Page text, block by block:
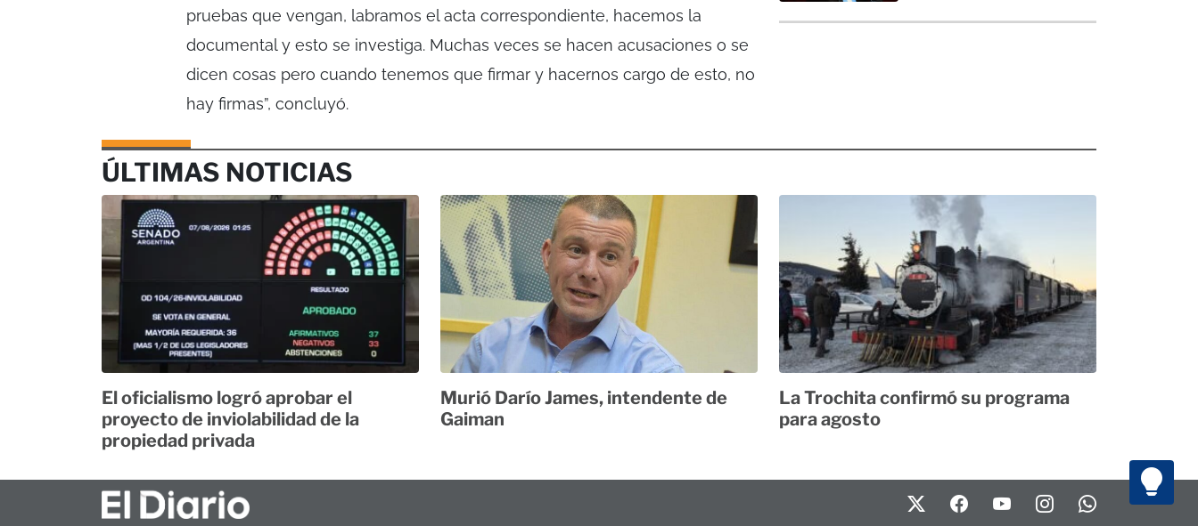
pruebas que vengan, labramos el acta correspondiente, hacemos la
documental y esto se investiga. Muchas veces se hacen acusaciones o se
dicen cosas pero cuando tenemos que firmar y hacernos cargo de esto, no
hay firmas”, concluyó.
ÚLTIMAS NOTICIAS
El oficialismo logró aprobar el
proyecto de inviolabilidad de la
propiedad privada
Murió Darío James, intendente de
Gaiman
La Trochita confirmó su programa
para agosto